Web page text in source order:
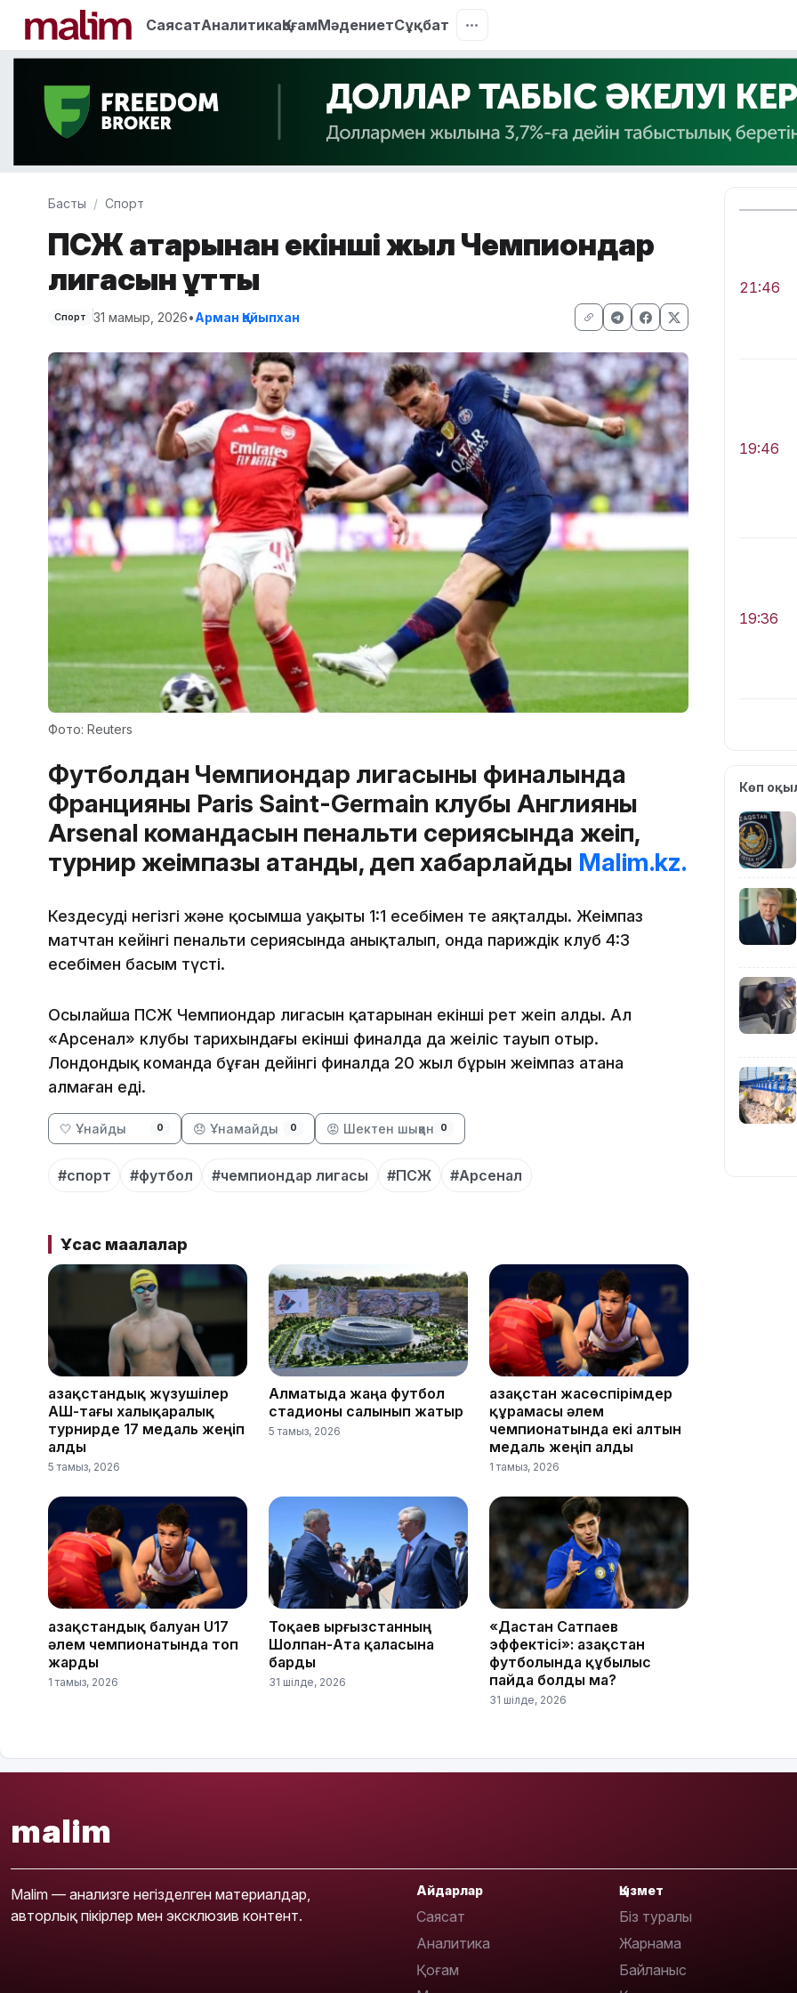
СаясатАналитикаҚоғамМәдениетСұқбат
Басты Спорт
ПСЖ қатарынан екінші жыл Чемпиондар
лигасын ұтты
Спорт 31 мамыр, 2026•Арман Қайыпхан
Фото: Reuters
Футболдан Чемпиондар лигасының финалында
Францияның Paris Saint-Germain клубы Англияның
Arsenal командасын пенальти сериясында жеңіп,
турнир жеңімпазы атанды, деп хабарлайды Malim.kz.
Кездесудің негізгі және қосымша уақыты 1:1 есебімен тең аяқталды. Жеңімпаз
матчтан кейінгі пенальти сериясында анықталып, онда париждік клуб 4:3
есебімен басым түсті.
Осылайша ПСЖ Чемпиондар лигасын қатарынан екінші рет жеңіп алды. Ал
«Арсенал» клубы тарихындағы екінші финалда да жеңіліс тауып отыр.
Лондондық команда бұған дейінгі финалда 20 жыл бұрын жеңімпаз атана
алмаған еді.
🤍 Ұнайды 0 😞 Ұнамайды 0 😡 Шектен шыққан 0
#спорт #футбол #чемпиондар лигасы #ПСЖ #Арсенал
Ұқсас мақалалар
Қазақстандық жүзушілер
АҚШ-тағы халықаралық
турнирде 17 медаль жеңіп
алды
5 тамыз, 2026
Алматыда жаңа футбол
стадионы салынып жатыр
5 тамыз, 2026
Қазақстан жасөспірімдер
құрамасы әлем
чемпионатында екі алтын
медаль жеңіп алды
1 тамыз, 2026
Қазақстандық балуан U17
әлем чемпионатында топ
жарды
1 тамыз, 2026
Тоқаев Қырғызстанның
Шолпан-Ата қаласына
барды
31 шілде, 2026
«Дастан Сатпаев
эффектісі»: Қазақстан
футболында құбылыс
пайда болды ма?
31 шілде, 2026
21:46
19:46
19:36
19:10
19:09
18:50
16:01
Көп
malim
Malim — анализге негізделген материалдар,
авторлық пікірлер мен эксклюзив контент.
Айдарлар
Саясат
Аналитика
Қоғам
Қызмет
Біз туралы
Жарнама
Байланыс